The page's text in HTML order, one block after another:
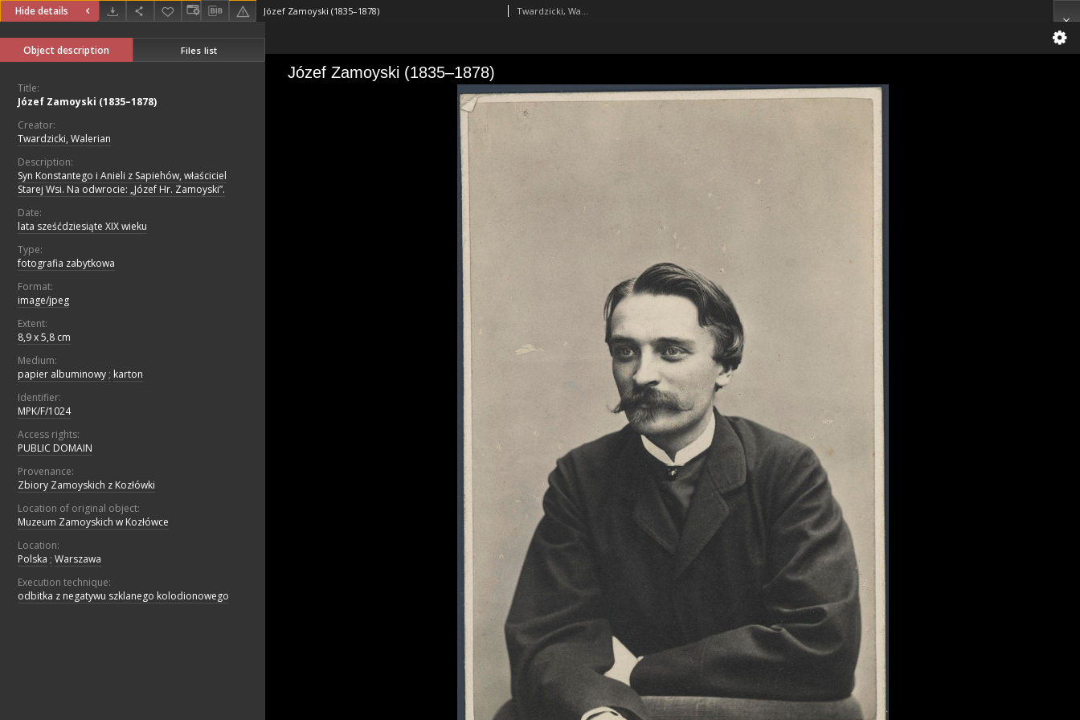
Hide details Józef Zamoyski (1835–1878) Twardzicki, Walerian
Object description Files list
Title:
Józef Zamoyski (1835–1878)
Creator:
Twardzicki, Walerian
Description:
Syn Konstantego i Anieli z Sapiehów, właściciel
Starej Wsi. Na odwrocie: „Józef Hr. Zamoyski”.
Date:
lata sześćdziesiąte XIX wieku
Type:
fotografia zabytkowa
Format:
image/jpeg
Extent:
8,9 x 5,8 cm
Medium:
papier albuminowy ; karton
Identifier:
MPK/F/1024
Access rights:
PUBLIC DOMAIN
Provenance:
Zbiory Zamoyskich z Kozłówki
Location of original object:
Muzeum Zamoyskich w Kozłówce
Location:
Polska ; Warszawa
Execution technique:
odbitka z negatywu szklanego kolodionowego